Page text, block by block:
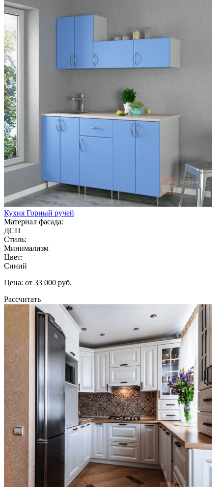
Кухня Горный ручей
Материал фасада:
ДСП
Стиль:
Минимализм
Цвет:
Синий
Цена: от 33 000 руб.
Рассчитать